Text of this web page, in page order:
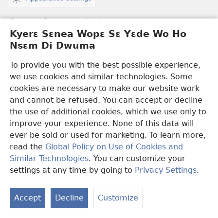
Kyerɛ Sɛnea Wopɛ Sɛ Yɛde Wo Ho
Nsɛm Di Dwuma
To provide you with the best possible experience,
we use cookies and similar technologies. Some
cookies are necessary to make our website work
and cannot be refused. You can accept or decline
the use of additional cookies, which we use only to
improve your experience. None of this data will
ever be sold or used for marketing. To learn more,
read the Global Policy on Use of Cookies and
Similar Technologies. You can customize your
settings at any time by going to Privacy Settings.
Accept Decline Customize
Ɛbɛma Woahu Nea Worehwehwɛ No Ntɛm
Ma Obi Ne Wo Mmesua Bible
(opens
window)
Hwehwɛ Ɔmantam Nhyiam Bi
(opens
new
window)
Video
Video a Wɔayɛ Ama Wɔn a Wɔnhu Ade Papa
Hwehwɛ
Nsɛm a Ɛkɔ Ma Aban Mpanyimfo
(opens